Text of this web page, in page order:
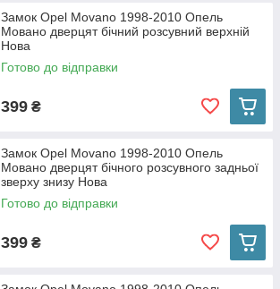
Замок Opel Movano 1998-2010 Опель
Мовано дверцят бічний розсувний верхній
Нова
Готово до відправки
399 ₴
Замок Opel Movano 1998-2010 Опель
Мовано дверцят бічного розсувного задньої
зверху знизу Нова
Готово до відправки
399 ₴